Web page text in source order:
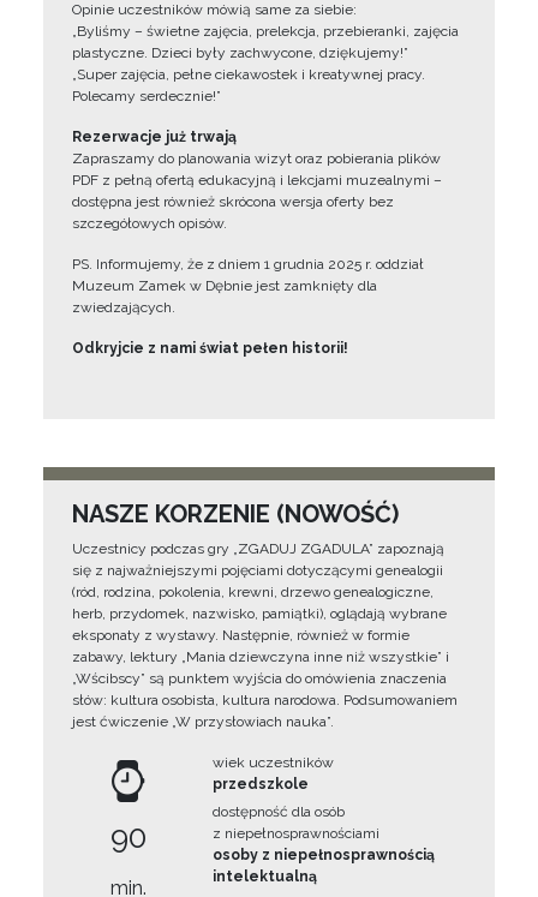
Opinie uczestników mówią same za siebie:
„Byliśmy – świetne zajęcia, prelekcja, przebieranki, zajęcia
plastyczne. Dzieci były zachwycone, dziękujemy!”
„Super zajęcia, pełne ciekawostek i kreatywnej pracy.
Polecamy serdecznie!”
Rezerwacje już trwają
Zapraszamy do planowania wizyt oraz pobierania plików
PDF z pełną ofertą edukacyjną i lekcjami muzealnymi –
dostępna jest również skrócona wersja oferty bez
szczegółowych opisów.
PS. Informujemy, że z dniem 1 grudnia 2025 r. oddział
Muzeum Zamek w Dębnie jest zamknięty dla
zwiedzających.
Odkryjcie z nami świat pełen historii!
NASZE KORZENIE (NOWOŚĆ)
Uczestnicy podczas gry „ZGADUJ ZGADULA” zapoznają
się z najważniejszymi pojęciami dotyczącymi genealogii
(ród, rodzina, pokolenia, krewni, drzewo genealogiczne,
herb, przydomek, nazwisko, pamiątki), oglądają wybrane
eksponaty z wystawy. Następnie, również w formie
zabawy, lektury „Mania dziewczyna inne niż wszystkie” i
„Wścibscy” są punktem wyjścia do omówienia znaczenia
słów: kultura osobista, kultura narodowa. Podsumowaniem
jest ćwiczenie „W przysłowiach nauka”.
90
min.
wiek uczestników
przedszkole
dostępność dla osób
z niepełnosprawnościami
osoby z niepełnosprawnością
intelektualną